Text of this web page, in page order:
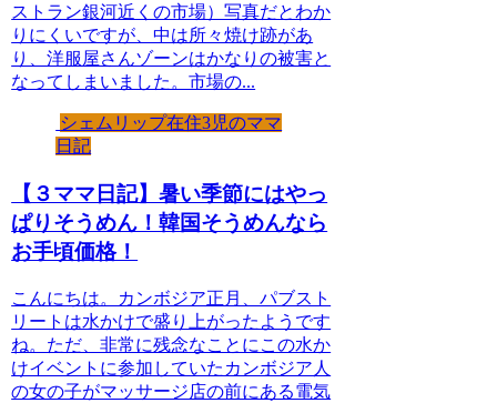
ストラン銀河近くの市場）写真だとわか
りにくいですが、中は所々焼け跡があ
り、洋服屋さんゾーンはかなりの被害と
なってしまいました。市場の...
シェムリップ在住3児のママ
日記
【３ママ日記】暑い季節にはやっ
ぱりそうめん！韓国そうめんなら
お手頃価格！
こんにちは。カンボジア正月、パブスト
リートは水かけで盛り上がったようです
ね。ただ、非常に残念なことにこの水か
けイベントに参加していたカンボジア人
の女の子がマッサージ店の前にある電気